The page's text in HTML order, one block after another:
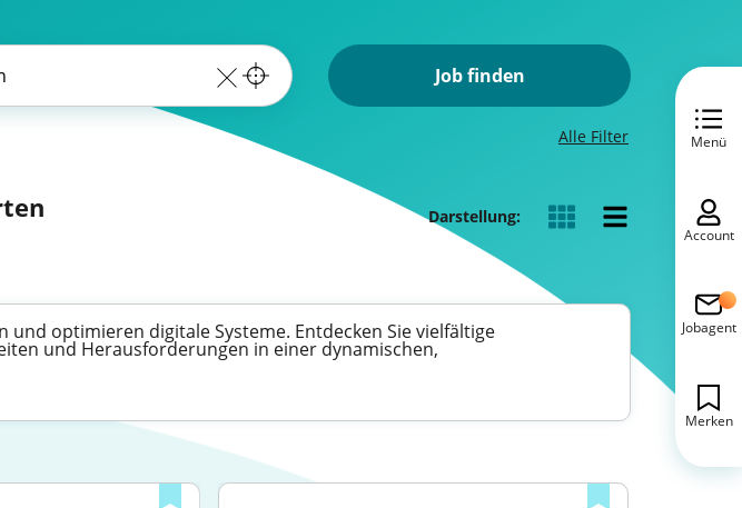
Job finden
Alle Filter
Darstellung:
optimieren digitale Systeme. Entdecken Sie vielfältige
und Herausforderungen in einer dynamischen,
Menü
Account
Jobagent
Merken